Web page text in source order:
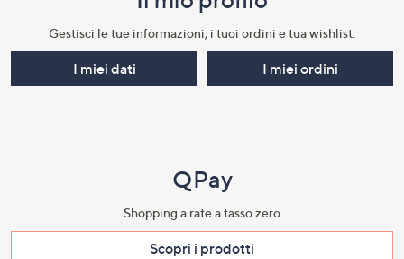
Gestisci le tue informazioni, i tuoi ordini e tua wishlist.​
I miei dati I miei ordini
QPay
Shopping a rate a tasso zero​
Scopri i prodotti​